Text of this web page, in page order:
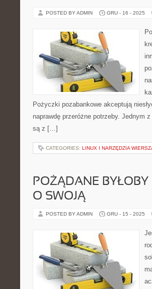
POSTED BY ADMIN GRU - 16 - 2025
Pożyczki pozabankowe akceptują
naprawdę przeróżne potrzeby. Jednym
są z […]
CATEGORIES: LINUX I NARZĘDZIA
POŻĄDANE
O SWOJĄ
POSTED BY ADMIN GRU - 15 - 2025